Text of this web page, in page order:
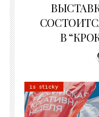
В
is sticky